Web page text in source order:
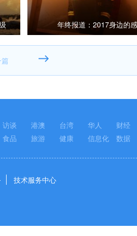
年终报道：2017身边的
访谈 港澳 台湾 华人
财经
食品 旅游 健康 信息化 数据
技术服务中心